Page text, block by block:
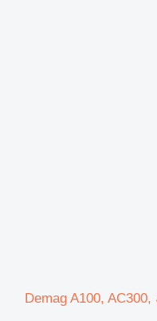
وحدة التحكم Demag لـ شاحنة رافعة Demag A100, AC300,